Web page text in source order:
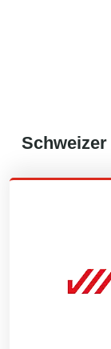
Schweizer